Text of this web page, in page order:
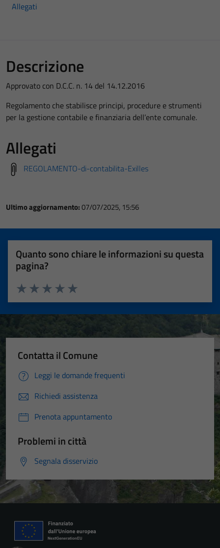
Allegati
Descrizione
Approvato con D.C.C. n. 14 del 14.12.2016
Regolamento che stabilisce principi, procedure e strumenti
per la gestione contabile e finanziaria dell’ente comunale.
Allegati
REGOLAMENTO-di-contabilita-Exilles
Ultimo aggiornamento:07/07/2025, 15:56
Quanto sono chiare le informazioni su questa
pagina?
Valuta 5 stelle su 5
Valuta 4 stelle su 5
Valuta 3 stelle su 5
Valuta 2 stelle su 5
Valuta 1 stelle su 5
Contatta il Comune
Leggi le domande frequenti
Richiedi assistenza
Prenota appuntamento
Problemi in città
Segnala disservizio